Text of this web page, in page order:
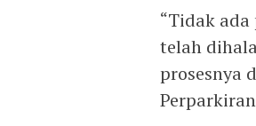
“Tidak
telah
prosesnya